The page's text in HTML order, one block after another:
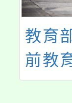
教育
前教
全面